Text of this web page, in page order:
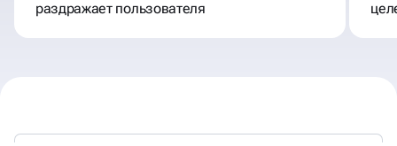
раздражает пользователя